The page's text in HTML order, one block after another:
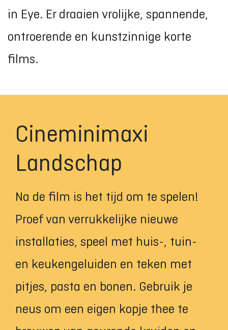
in Eye. Er draaien vrolijke, spannende,
ontroerende en kunstzinnige korte
films.
Cineminimaxi
Landschap
Na de film is het tijd om te spelen!
Proef van verrukkelijke nieuwe
installaties, speel met huis-, tuin-
en keukengeluiden en teken met
pitjes, pasta en bonen. Gebruik je
neus om een eigen kopje thee te